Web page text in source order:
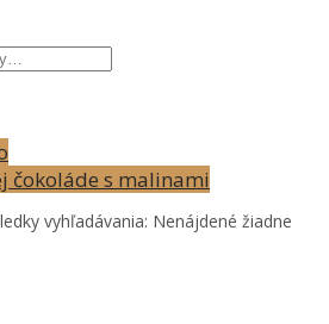
čokoláde s malinami
vyhľadávania: Nenájdené žiadne